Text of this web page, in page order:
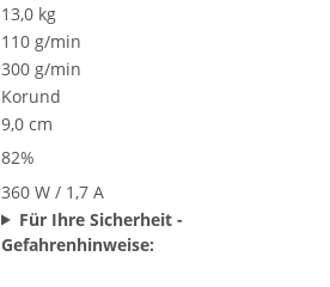
13,0 kg
110 g/min
300 g/min
Korund
9,0 cm
82%
360 W / 1,7 A
Für Ihre Sicherheit -
Gefahrenhinweise: